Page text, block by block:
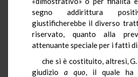
segno addirittura
giustificherebbe il diverso
riservato, quanto alla
attenuante speciale per i fatti
che si è costituito, altresì,
giudizio a quo, il quale ha